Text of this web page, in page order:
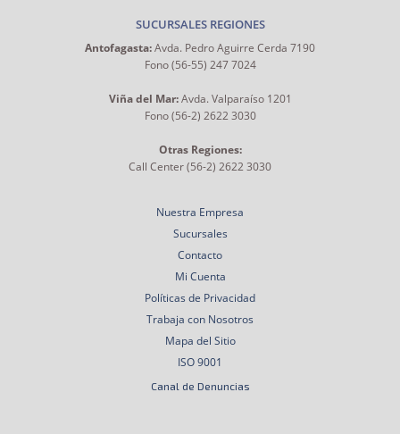
SUCURSALES REGIONES
Antofagasta:Avda. Pedro Aguirre Cerda 7190
Fono (56-55) 247 7024
Viña del Mar:Avda. Valparaíso 1201
Fono (56-2) 2622 3030
Otras Regiones:
Call Center (56-2) 2622 3030
Nuestra Empresa
Sucursales
Contacto
Mi Cuenta
Políticas de Privacidad
Trabaja con Nosotros
Mapa del Sitio
ISO 9001
Canal de Denuncias